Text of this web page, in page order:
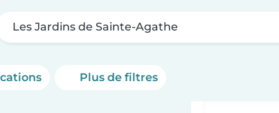
Les Jardins de Sainte-Agathe
Plus de filtres